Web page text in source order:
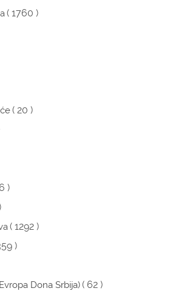
( 1760 )
( 20 )
)
( 1292 )
)
Dona Srbija)( 62 )